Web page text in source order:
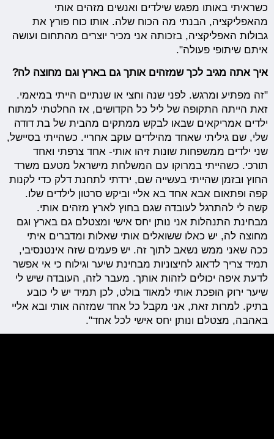
כשראיתי באותו מפגש שילדים ואנשים מזהים אותי
מהאפליקציה, הבנתי מה הכוח שלה. אותו כוח פורץ את
גבולות האפליקציה, בזכותה אני מכיר יוצרים מהתחום ועושה
איתם שיתופי פעולה".
איך אתה מגיב לכך שמזהים אותך גם בארץ וגם מחוצה לה?
"זה מפתיע ומרגש. לפני שנה וחצי או שנתיים הייתי במיאמי.
זאת הייתה התקופה של ליל כל הקדושים, אז החלטתי למתוח
ילדים אמריקאים שבאו לבקש ממתקים מהבית של בת דודה
שלי, שם גיליתי שאחד מהילדים עוקב אחריי. כשהייתי בסיישל,
שני ילדים ממשפחות שונות זיהו אותי- אחד צרפתי ואחד
תורכי. כשהייתי במרוקו עם המשלחת מישראל מטעם משרד
החוץ ובזמן שהייתי בעשייה שם, ירדתי לתחנת דלק כדי לקנות
קפה ופתאום אבא אחד בא אליי וביקש סרטון לילדים שלו.
קשה לי להתרגל לעובדה שגם בחוץ לארץ מזהים אותי.
מבחינת התנהלות אני נותן יחס אישי ומצטלם גם בארץ וגם
מחוצה לה, יש כאלו ששואלים אותי שאלות ומדברים איתי
ככה שאני ממש נשאב לתוך זה. יש פעמים שזה אינטנסיבי,
תמיד צריך לדאוג לחיצוניות מבחינת שיער וגילוח כי אי אפשר
לדעת איפה יכולים לזהות אותך. מעבר לזה, העובדה שיש לי
שיער ירוק הופכת אותי למאוד בולט, לכן תמיד יש לי כובע
בתיק. למרות זאת, אני מקבל כל אחד שמזהה אותי ובא אליי
באהבה, מצטלם ונותן יחס אישי לכל אחד".